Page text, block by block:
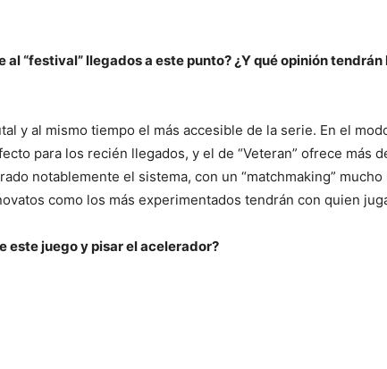
al “festival” llegados a este punto? ¿Y qué opinión
y al mismo tiempo el más accesible de la serie. En el
para los recién llegados, y el de “Veteran” ofrece más
notablemente el sistema, con un “matchmaking”
como los más experimentados tendrán con quien
este juego y pisar el acelerador?